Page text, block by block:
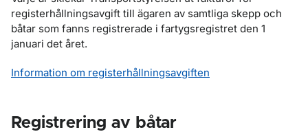
registerhållningsavgift till ägaren av samtliga skepp och
båtar som fanns registrerade i fartygsregistret den 1
januari det året.
Information om registerhållningsavgiften
Registrering av båtar